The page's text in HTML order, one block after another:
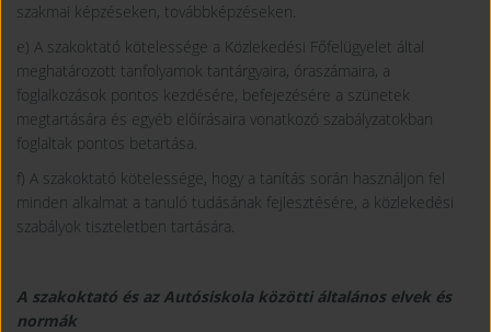
szakmai képzéseken, továbbképzéseken.
e) A szakoktató kötelessége a Közlekedési Főfelügyelet által
meghatározott tanfolyamok tantárgyaira, óraszámaira, a
foglalkozások pontos kezdésére, befejezésére a szünetek
megtartására és egyéb előírásaira vonatkozó szabályzatokban
foglaltak pontos betartása.
f) A szakoktató kötelessége, hogy a tanítás során használjon fel
minden alkalmat a tanuló tudásának fejlesztésére, a közlekedési
szabályok tiszteletben tartására.
A szakoktató és az Autósiskola közötti általános elvek és
normák